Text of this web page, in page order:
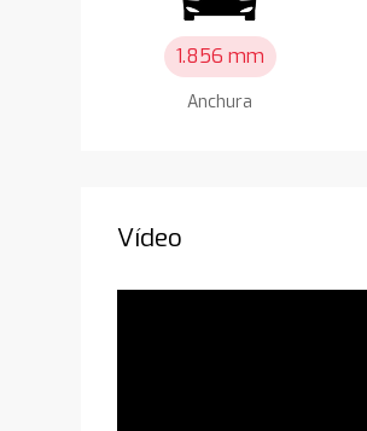
1.856 mm
Anchura
Vídeo